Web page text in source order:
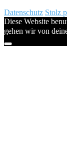
Datenschutz Stolz
Diese Website
gehen wir von